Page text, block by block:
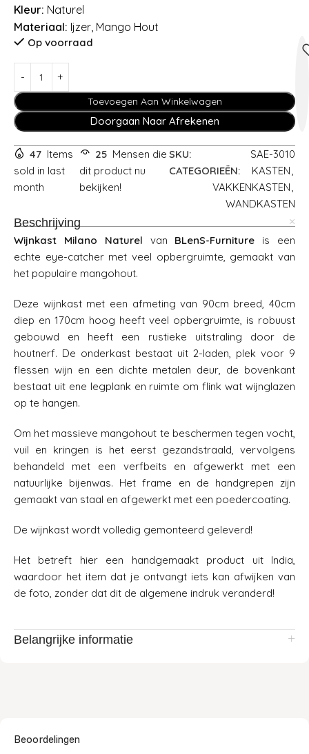
Kleur: Naturel
Materiaal: Ijzer, Mango Hout
Op voorraad
Toevoegen Aan Winkelwagen
Doorgaan Naar Afrekenen
47 Items
sold in last
month
25 Mensen die
dit product nu
bekijken!
SKU:
SAE-3010
CATEGORIEËN:
KASTEN,
VAKKENKASTEN,
WANDKASTEN
Beschrijving
Wijnkast Milano Naturel van BLenS-Furniture is een
echte eye-catcher met veel opbergruimte, gemaakt van
het populaire mangohout.
Deze wijnkast met een afmeting van 90cm breed, 40cm
diep en 170cm hoog heeft veel opbergruimte, is robuust
gebouwd en heeft een rustieke uitstraling door de
houtnerf. De onderkast bestaat uit 2-laden, plek voor 9
flessen wijn en een dichte metalen deur, de bovenkant
bestaat uit ene legplank en ruimte om flink wat wijnglazen
op te hangen.
Om het massieve mangohout te beschermen tegen vocht,
vuil en kringen is het eerst gezandstraald, vervolgens
behandeld met een verfbeits en afgewerkt met een
natuurlijke bijenwas. Het frame en de handgrepen zijn
gemaakt van staal en afgewerkt met een poedercoating.
De wijnkast wordt volledig gemonteerd geleverd!
Het betreft hier een handgemaakt product uit India,
waardoor het item dat je ontvangt iets kan afwijken van
de foto, zonder dat dit de algemene indruk veranderd!
Belangrijke informatie
Beoordelingen